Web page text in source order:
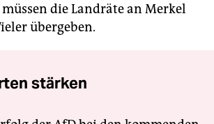
die Landräte an Merkel
übergeben.
stärken